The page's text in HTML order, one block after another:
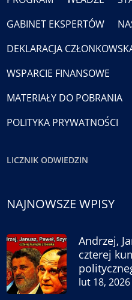
GABINET EKSPERTÓW
DEKLARACJA
WSPARCIE FINANSOWE
MATERIAŁY DO POBRANIA
POLITYKA PRYWATNOŚCI
LICZNIK ODWIEDZIN
NAJNOWSZE WPISY
Andrzej,
czterej
lut 18, 2026